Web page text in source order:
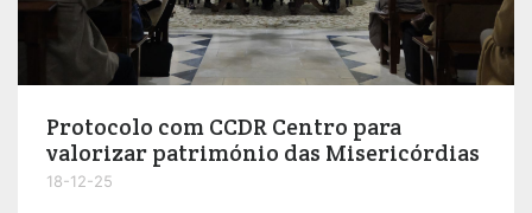
Protocolo com CCDR Centro para
valorizar património das Misericórdias
18-12-25